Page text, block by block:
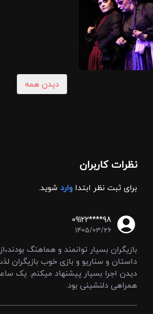
دیدن همه
نظرات کاربران
برای ثبت نظر ابتدا وارد شوید.
09122****98
1405/03/26
بازیگران بسیار توانمند و هماهنگ
داستان و سناریو و بازی خوب بازیگران
دیدن اجرا بسیار پیشنهاد میکنم. یک
همراهی دلنشینی بود.